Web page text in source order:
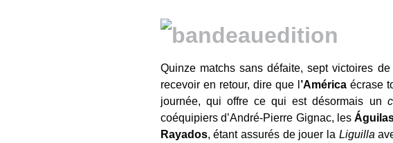
Quinze matchs sans défaite, sept victoires
recevoir en retour, dire que l ’América écrase
journée, qui offre ce qui est désormais un
coéquipiers d’André-Pierre Gignac, les
Rayados, étant assurés de jouer la Liguilla